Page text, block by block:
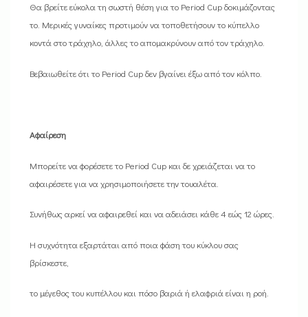
Θα βρείτε εύκολα τη σωστή θέση για το Period Cup δοκιμάζοντας
το. Μερικές γυναίκες προτιμούν να τοποθετήσουν το κύπελλο
κοντά στο τράχηλο, άλλες το απομακρύνουν από τον τράχηλο.
Βεβαιωθείτε ότι το Period Cup δεν βγαίνει έξω από τον κόλπο.
Αφαίρεση
Μπορείτε να φορέσετε το Period Cup και δε χρειάζεται να το
αφαιρέσετε για να χρησιμοποιήσετε την τουαλέτα.
Συνήθως αρκεί να αφαιρεθεί και να αδειάσει κάθε 4 εώς 12 ώρες.
Η συχνότητα εξαρτάται από ποια φάση του κύκλου σας
βρίσκεστε,
το μέγεθος του κυπέλλου και πόσο βαριά ή ελαφριά είναι η ροή.